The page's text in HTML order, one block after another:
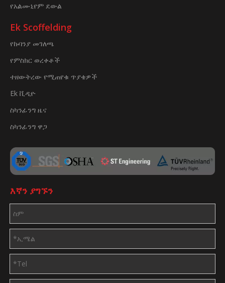
የአልሙኒየም ደውል
Ek Scoffelding
የኩባንያ መገለጫ
የምስክር ወረቀቶች
ተዘውትረው የሚጠየቁ ጥያቄዎች
Ek ቪዲዮ
ስካንፊንግ ዜና
ስካንፊንግ ዋጋ
እኛን ያግኙን